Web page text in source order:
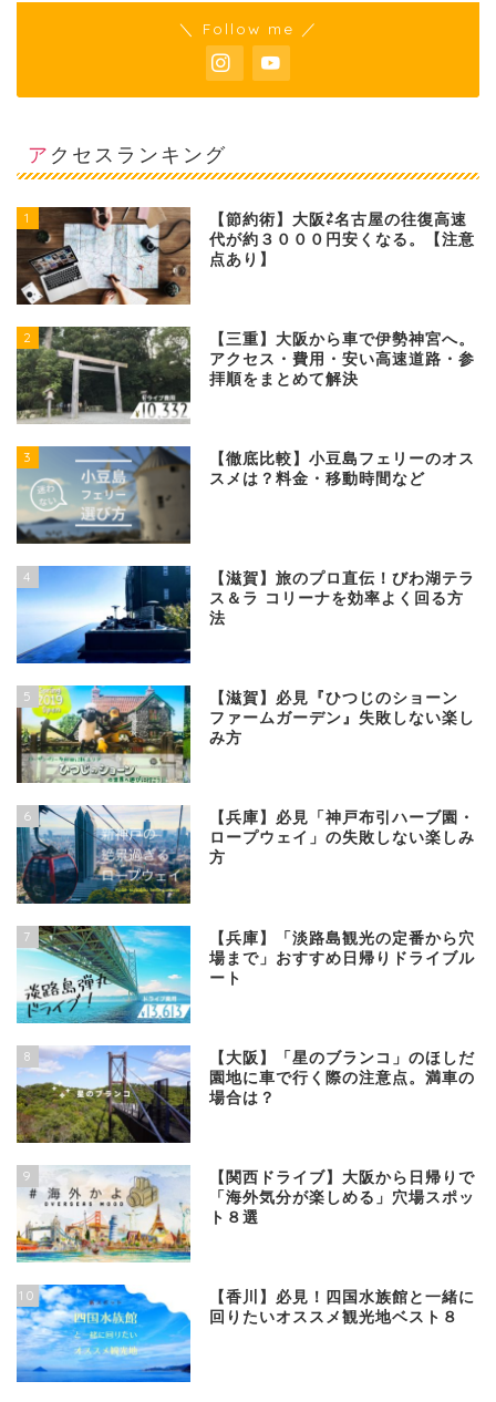
＼ Follow me ／
アクセスランキング
1
【節約術】大阪⇄名古屋の往復高速
代が約３０００円安くなる。【注意
点あり】
2
【三重】大阪から車で伊勢神宮へ。
アクセス・費用・安い高速道路・参
拝順をまとめて解決
3
【徹底比較】小豆島フェリーのオス
スメは？料金・移動時間など
4
【滋賀】旅のプロ直伝！びわ湖テラ
ス＆ラ コリーナを効率よく回る方
法
5
【滋賀】必見『ひつじのショーン
ファームガーデン』失敗しない楽し
み方
6
【兵庫】必見「神戸布引ハーブ園・
ロープウェイ」の失敗しない楽しみ
方
7
【兵庫】「淡路島観光の定番から穴
場まで」おすすめ日帰りドライブル
ート
8
【大阪】「星のブランコ」のほしだ
園地に車で行く際の注意点。満車の
場合は？
9
【関西ドライブ】大阪から日帰りで
「海外気分が楽しめる」穴場スポッ
ト８選
10
【香川】必見！四国水族館と一緒に
回りたいオススメ観光地ベスト８